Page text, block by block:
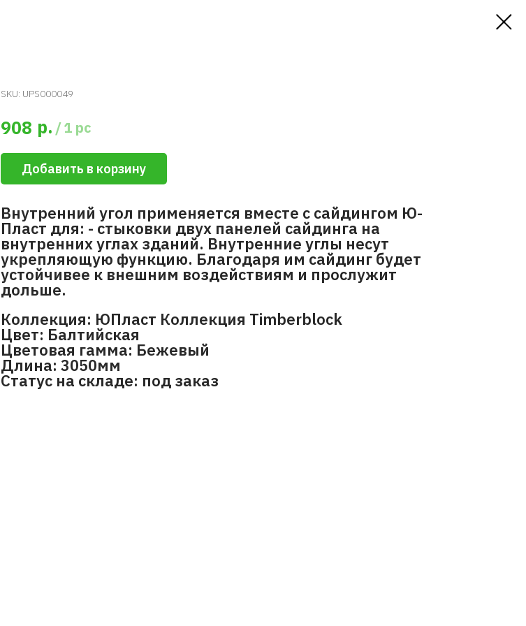
SKU: UPS000049
908 р. /1 pc
Добавить в корзину
Внутренний угол применяется вместе с сайдингом Ю-
Пласт для: - стыковки двух панелей сайдинга на
внутренних углах зданий. Внутренние углы несут
укрепляющую функцию. Благодаря им сайдинг будет
устойчивее к внешним воздействиям и прослужит
дольше.
Коллекция: ЮПласт Коллекция Timberblock
Цвет: Балтийская
Цветовая гамма: Бежевый
Длина: 3050мм
Статус на складе: под заказ